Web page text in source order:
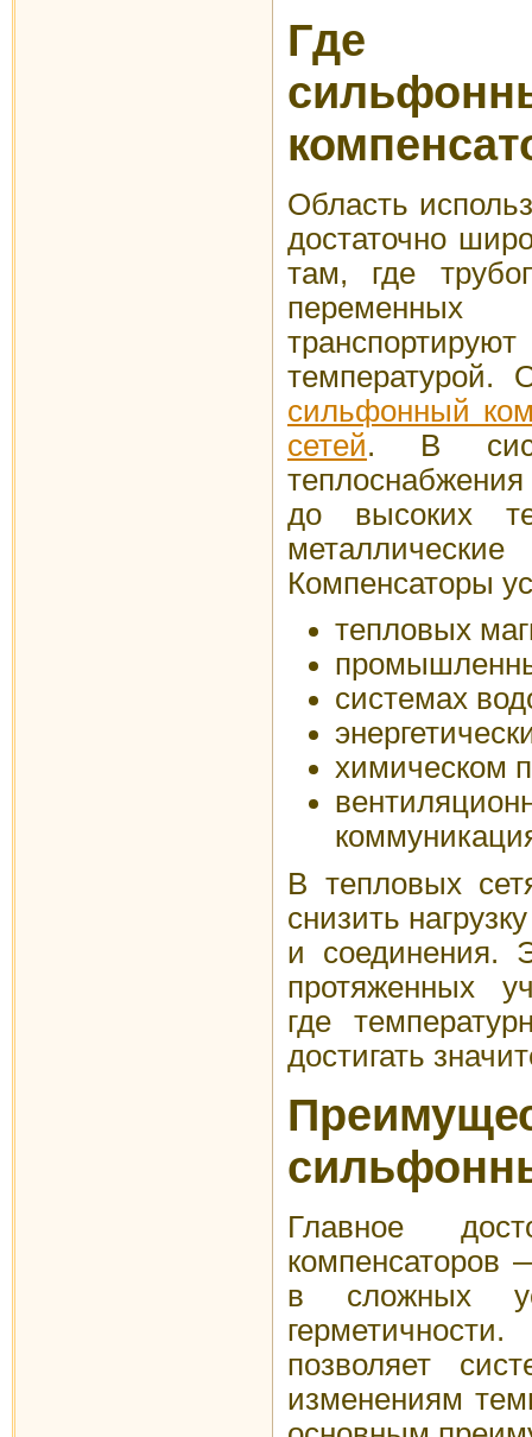
Где
Область
достаточно
там, где
переменных
температурой.
сильфонный
сетей. В
теплоснабжения
до высоких
Компенсаторы
тепловых
системах
химическом
В тепловых
снизить
и соединения.
протяженных
где
достигать
Главное
компенсаторов
в сложных
позволяет
изменениям